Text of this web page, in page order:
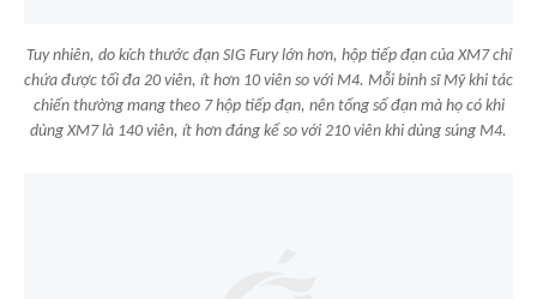
Tuy nhiên, do kích thước đạn SIG Fury lớn hơn, hộp tiếp đạn của XM7 chỉ
chứa được tối đa 20 viên, ít hơn 10 viên so với M4. Mỗi binh sĩ Mỹ khi tác
chiến thường mang theo 7 hộp tiếp đạn, nên tổng số đạn mà họ có khi
dùng XM7 là 140 viên, ít hơn đáng kể so với 210 viên khi dùng súng M4.